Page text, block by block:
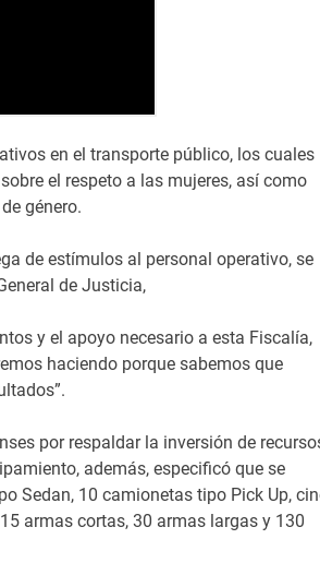
en el transporte público, los cuales
el respeto a las mujeres, así como
género.
de estímulos al personal operativo, se
de Justicia,
y el apoyo necesario a esta Fiscalía,
haciendo porque sabemos que
por respaldar la inversión de
además, especificó que se
Sedan, 10 camionetas tipo Pick Up,
armas cortas, 30 armas largas y 130